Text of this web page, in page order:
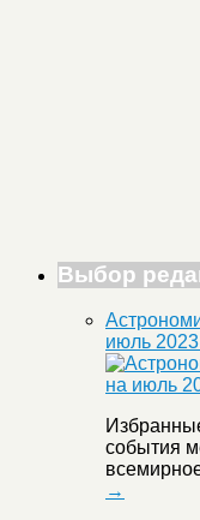
Выбор
июль 2023
события
→